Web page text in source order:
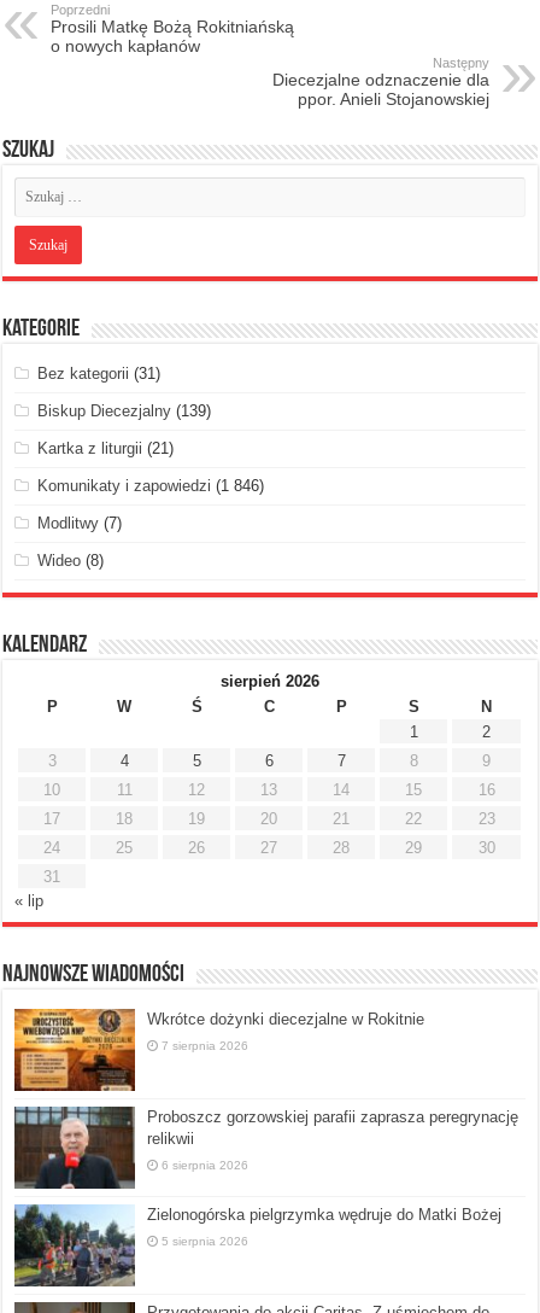
Poprzedni
Prosili Matkę Bożą Rokitniańską
o nowych kapłanów
Następny
Diecezjalne odznaczenie dla
ppor. Anieli Stojanowskiej
Szukaj
Kategorie
Bez kategorii (31)
Biskup Diecezjalny (139)
Kartka z liturgii (21)
Komunikaty i zapowiedzi (1 846)
Modlitwy (7)
Wideo (8)
Kalendarz
sierpień 2026
P
W Ś C P S
N
1
2
3
4 5 6 7 8
9
10
11 12 13 14 15
16
17
18 19 20 21 22
23
24
25 26 27 28 29
30
31
« lip
Najnowsze Wiadomości
Wkrótce dożynki diecezjalne w Rokitnie
7 sierpnia 2026
Proboszcz gorzowskiej parafii zaprasza peregrynację
relikwii
6 sierpnia 2026
Zielonogórska pielgrzymka wędruje do Matki Bożej
5 sierpnia 2026